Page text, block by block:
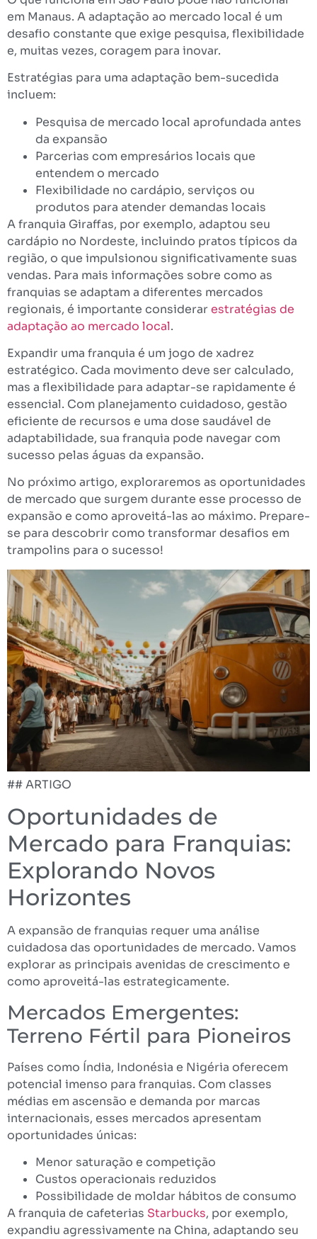
em Manaus. A adaptação ao mercado local é um
desafio constante que exige pesquisa, flexibilidade
e, muitas vezes, coragem para inovar.
Estratégias para uma adaptação bem-sucedida
incluem:
Pesquisa de mercado local aprofundada antes
da expansão
Parcerias com empresários locais que
entendem o mercado
Flexibilidade no cardápio, serviços ou
produtos para atender demandas locais
A franquia Giraffas, por exemplo, adaptou seu
cardápio no Nordeste, incluindo pratos típicos da
região, o que impulsionou significativamente suas
vendas. Para mais informações sobre como as
franquias se adaptam a diferentes mercados
regionais, é importante considerarestratégias de
adaptação ao mercado local.
Expandir uma franquia é um jogo de xadrez
estratégico. Cada movimento deve ser calculado,
mas a flexibilidade para adaptar-se rapidamente é
essencial. Com planejamento cuidadoso, gestão
eficiente de recursos e uma dose saudável de
adaptabilidade, sua franquia pode navegar com
sucesso pelas águas da expansão.
No próximo artigo, exploraremos as oportunidades
de mercado que surgem durante esse processo de
expansão e como aproveitá-las ao máximo. Prepare-
se para descobrir como transformar desafios em
trampolins para o sucesso!
## ARTIGO
Oportunidades de
Mercado para Franquias:
Explorando Novos
Horizontes
A expansão de franquias requer uma análise
cuidadosa das oportunidades de mercado. Vamos
explorar as principais avenidas de crescimento e
como aproveitá-las estrategicamente.
Mercados Emergentes:
Terreno Fértil para Pioneiros
Países como Índia, Indonésia e Nigéria oferecem
potencial imenso para franquias. Com classes
médias em ascensão e demanda por marcas
internacionais, esses mercados apresentam
oportunidades únicas:
Menor saturação e competição
Custos operacionais reduzidos
Possibilidade de moldar hábitos de consumo
A franquia de cafeterias Starbucks, por exemplo,
expandiu agressivamente na China, adaptando seu